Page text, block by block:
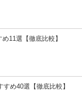
11選【徹底比較】
め40選【徹底比較】